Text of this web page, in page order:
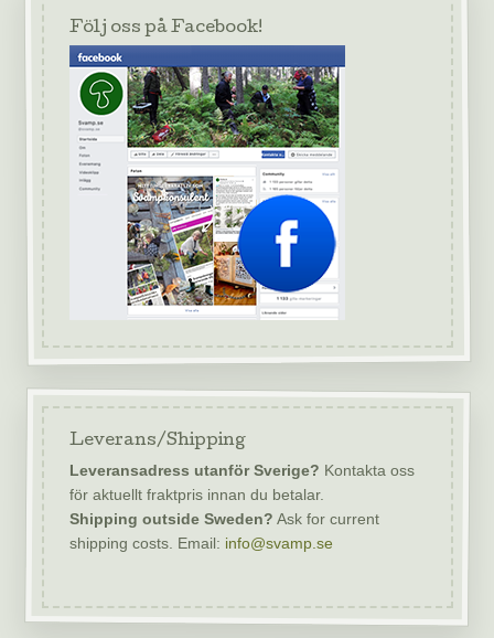
Följ oss på Facebook!
Leverans/Shipping
Leveransadress utanför Sverige? Kontakta oss
för aktuellt fraktpris innan du betalar.
Shipping outside Sweden? Ask for current
shipping costs. Email: info@svamp.se